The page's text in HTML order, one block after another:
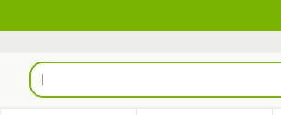
Product, merk, categorie...